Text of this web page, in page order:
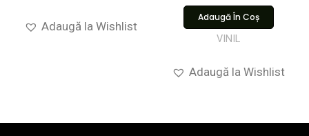
Adaugă la Wishlist
Adaugă În Coș
VINIL
Adaugă la Wishlist